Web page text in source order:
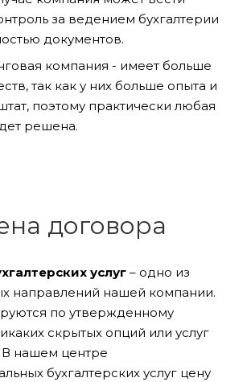
за ведением бухгалтерии
документов.
компания - имеет больше
так как у них больше опыта и
поэтому практически любая
решена.
договора
услуг – одно из
направлений нашей компании.
по утвержденному
скрытых опций или услуг
В нашем центре
бухгалтерских услуг цену